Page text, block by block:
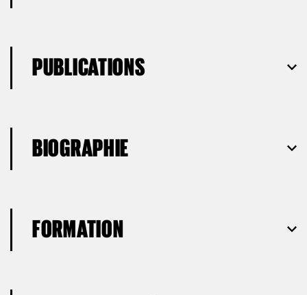
PUBLICATIONS
BIOGRAPHIE
FORMATION